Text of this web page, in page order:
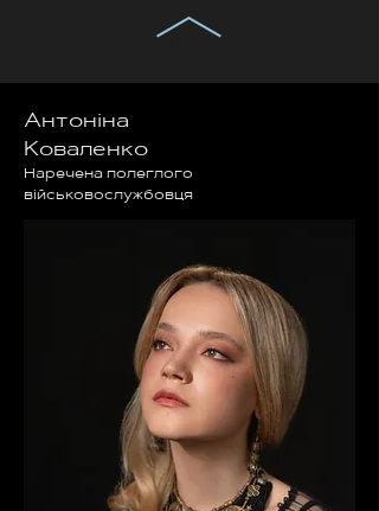
Антоніна
Коваленко
Наречена полеглого
військовослужбовця